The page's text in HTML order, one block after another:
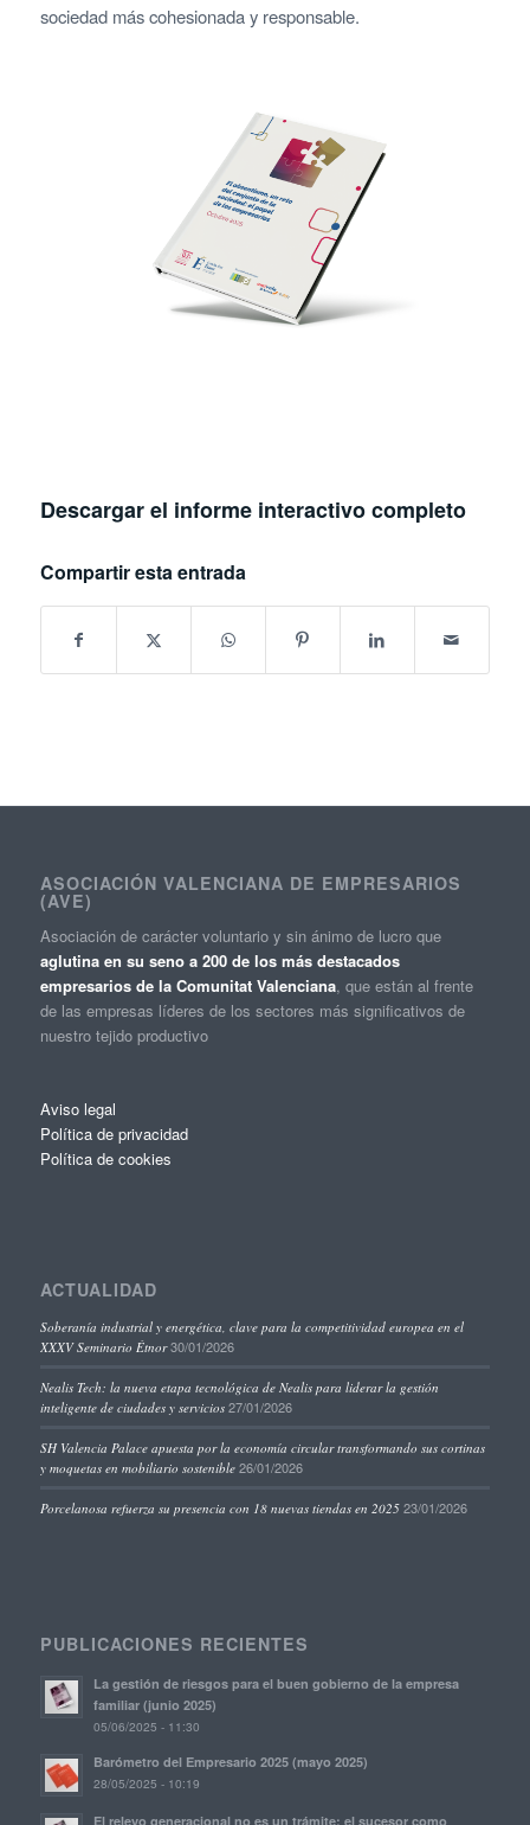
sociedad más cohesionada y responsable.
Descargar el informe interactivo completo
Compartir esta entrada
ASOCIACIÓN VALENCIANA DE EMPRESARIOS
(AVE)
Asociación de carácter voluntario y sin ánimo de lucro que
aglutina en su seno a 200 de los más destacados
empresarios de la Comunitat Valenciana, que están al frente
de las empresas líderes de los sectores más significativos de
nuestro tejido productivo
Aviso legal
Política de privacidad
Política de cookies
ACTUALIDAD
Soberanía industrial y energética, clave para la competitividad europea en el
XXXV Seminario Étnor 30/01/2026
Nealis Tech: la nueva etapa tecnológica de Nealis para liderar la gestión
inteligente de ciudades y servicios 27/01/2026
SH Valencia Palace apuesta por la economía circular transformando sus cortinas
y moquetas en mobiliario sostenible 26/01/2026
Porcelanosa refuerza su presencia con 18 nuevas tiendas en 2025 23/01/2026
PUBLICACIONES RECIENTES
La gestión de riesgos para el buen gobierno de la empresa
familiar (junio 2025)
05/06/2025 - 11:30
Barómetro del Empresario 2025 (mayo 2025)
28/05/2025 - 10:19
El relevo generacional no es un trámite: el sucesor como